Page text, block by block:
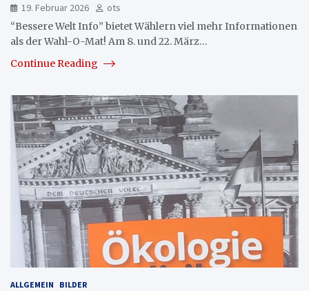
19. Februar 2026
ots
“Bessere Welt Info” bietet Wählern viel mehr Informationen
als der Wahl-O-Mat! Am 8. und 22. März…
Continue Reading
ALLGEMEIN BILDER